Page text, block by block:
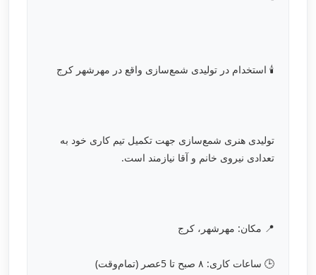
🕯️ استخدام در تولیدی شمع‌سازی واقع در مهرشهر کرج
تولیدی هنری شمع‌سازی جهت تکمیل تیم کاری خود به
تعدادی نیروی خانم و آقا نیازمند است.
📍 مکان: مهرشهر، کرج
🕒 ساعات کاری: ۸ صبح تا 5عصر (تمام‌وقت)